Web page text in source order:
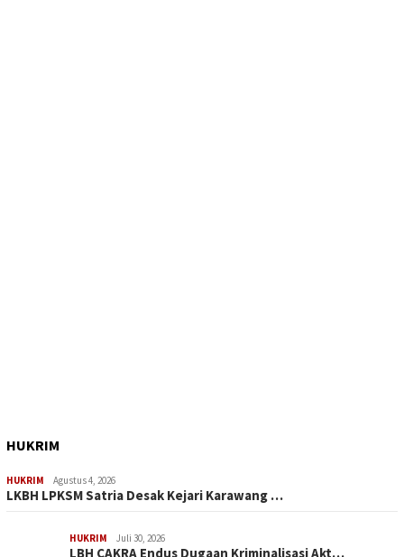
HUKRIM
HUKRIM Agustus 4, 2026
LKBH LPKSM Satria Desak Kejari Karawang …
HUKRIM Juli 30, 2026
LBH CAKRA Endus Dugaan Kriminalisasi Akt…